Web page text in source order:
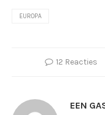
EUROPA
12 Reacties
EEN